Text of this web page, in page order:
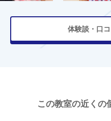
体験談・口
この教室の近くの